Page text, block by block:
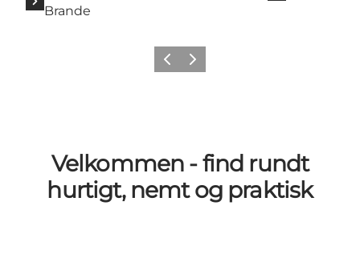
Brande
Forrige billede
Næste billede
Velkommen - find rundt
hurtigt, nemt og praktisk